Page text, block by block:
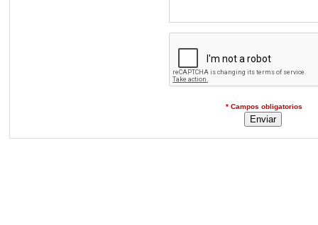
* Campos obligatorios